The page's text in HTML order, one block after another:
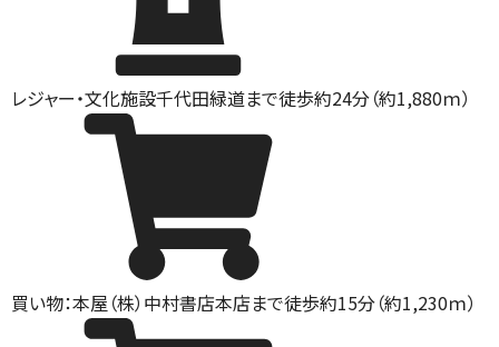
レジャー・文化施設千代田緑道まで徒歩約24分（約1,880ｍ）
買い物：本屋 （株）中村書店本店まで徒歩約15分（約1,230ｍ）